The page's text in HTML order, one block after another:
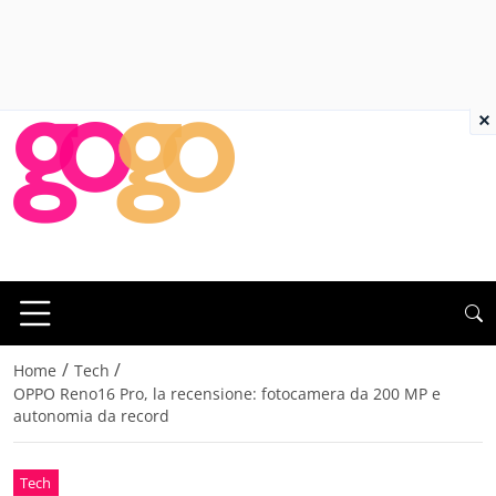
Home / Tech /
OPPO Reno16 Pro, la recensione: fotocamera da 200 MP e
autonomia da record
Tech
×